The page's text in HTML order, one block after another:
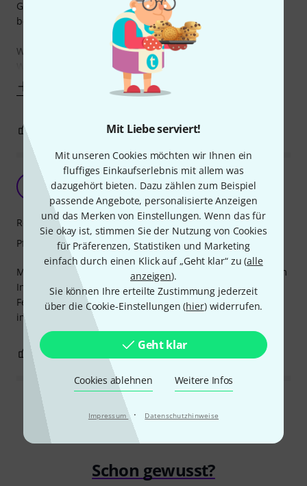
Mit Liebe serviert!
Mit unseren Cookies möchten wir Ihnen ein
fluffiges Einkaufserlebnis mit allem was
dazugehört bieten. Dazu zählen zum Beispiel
passende Angebote, personalisierte Anzeigen
und das Merken von Einstellungen. Wenn das für
Sie okay ist, stimmen Sie der Nutzung von Cookies
für Präferenzen, Statistiken und Marketing
einfach durch einen Klick auf „Geht klar“ zu (alle
anzeigen).
Sie können Ihre erteilte Zustimmung jederzeit
über die Cookie-Einstellungen (hier) widerrufen.
Geht klar
Cookies ablehnen Weitere Infos
Impressum · Datenschutzhinweise
Gegensatz zu Holz einen Unterschied. Das kann ich nicht
beurteilen.
Wenn er anfängt zu müffeln, kommt er in die
BEWERTUNG MELDEN
Dünnes Wischtuch
HenningSt 07.11.2021
MIr ist das Wischtuch zum Kondensat-Auswischen aus dem
Instrument ein bisschen zu klein/zu dünn. Ich bin mit
Fensterleder-Wischtüchern aufgewachsen und finde die
immer noch geeigneter.
Reinigungswirkung
Pflegewirkung
Alle Bewertungen lesen
Schon gewusst?